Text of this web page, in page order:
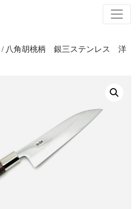
/ 八角胡桃柄 銀三ステンレス 洋